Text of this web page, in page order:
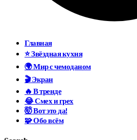
Главная
⭐ Звёздная кухня
🌍 Мир с чемоданом
🎬 Экран
🔥 В тренде
😂 Смех и грех
🤯 Вот это да!
🧩 Обо всём